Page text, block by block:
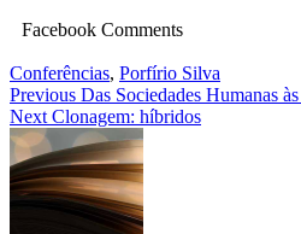
Facebook Comments
Conferências, Porfírio Silva
Navegação
de
artigos
Previous Das Sociedades Humanas
Next Clonagem: híbridos